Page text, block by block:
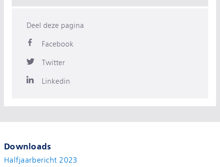
Deel deze pagina
Facebook
Twitter
Linkedin
Downloads
Halfjaarbericht 2023